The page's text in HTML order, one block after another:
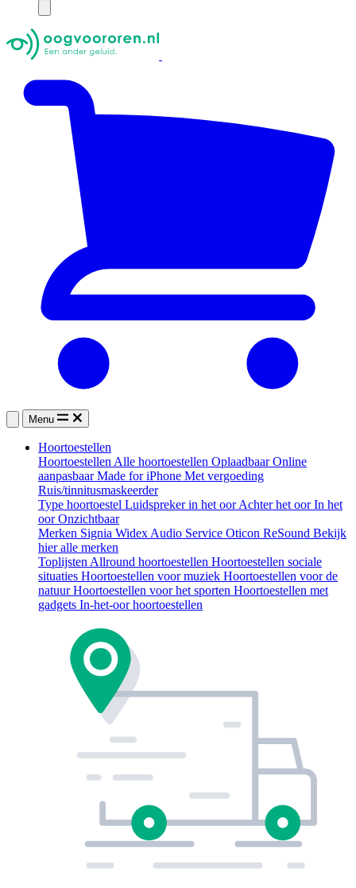
Menu
Hoortoestellen
HoortoestellenAlle hoortoestellen OplaadbaarOnline
aanpasbaarMade for iPhone Met vergoeding
Ruis/tinnitusmaskeerder
Type hoortoestel Luidspreker in het oorAchter het oorIn het
oorOnzichtbaar
Merken Signia WidexAudio Service Oticon ReSound Bekijk
hier alle merken
ToplijstenAllround hoortoestellen Hoortoestellen sociale
situaties Hoortoestellen voor muziek Hoortoestellen voor de
natuurHoortoestellen voor het sporten Hoortoestellen met
gadgets In-het-oor hoortoestellen